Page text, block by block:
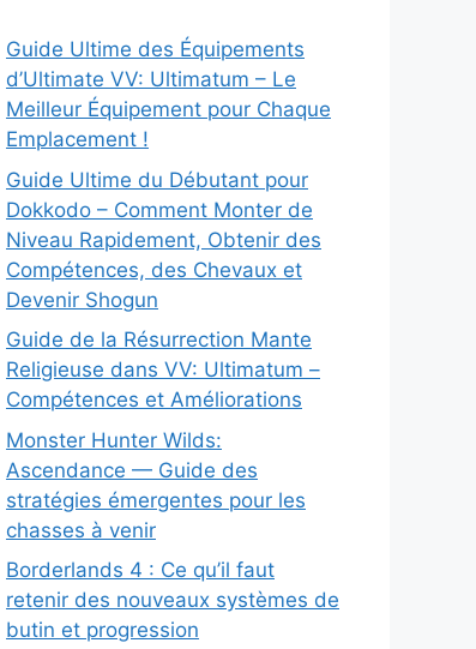
Guide Ultime des Équipements
d’Ultimate VV: Ultimatum – Le
Meilleur Équipement pour Chaque
Emplacement !
Guide Ultime du Débutant pour
Dokkodo – Comment Monter de
Niveau Rapidement, Obtenir des
Compétences, des Chevaux et
Devenir Shogun
Guide de la Résurrection Mante
Religieuse dans VV: Ultimatum –
Compétences et Améliorations
Monster Hunter Wilds:
Ascendance — Guide des
stratégies émergentes pour les
chasses à venir
Borderlands 4 : Ce qu’il faut
retenir des nouveaux systèmes de
butin et progression